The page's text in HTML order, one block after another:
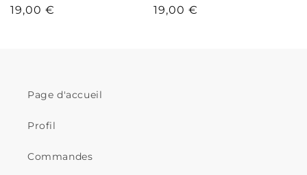
Prix
19,00 €
Prix
19,00 €
Page d'accueil
Profil
Commandes